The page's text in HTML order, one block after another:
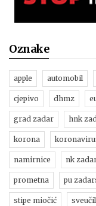
Oznake
apple automobil
cjepivo dhmz
grad zadar hnk
korona
namirnice nk
prometna pu
stipe miočić